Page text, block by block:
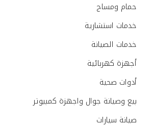
حمام ومساج
خدمات استشارية
خدمات الصيانة
أجهزة كهربائية
أدوات صحية
بيع وصيانة جوال واجهزة كمبيوتر
صيانة سيارات